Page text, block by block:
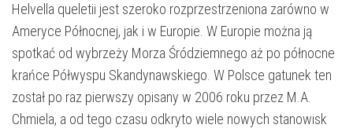
Helvella queletii jest szeroko rozprzestrzeniona zarówno w
Ameryce Północnej, jak i w Europie. W Europie można ją
spotkać od wybrzeży Morza Śródziemnego aż po północne
krańce Półwyspu Skandynawskiego. W Polsce gatunek ten
został po raz pierwszy opisany w 2006 roku przez M.A.
Chmiela, a od tego czasu odkryto wiele nowych stanowisk